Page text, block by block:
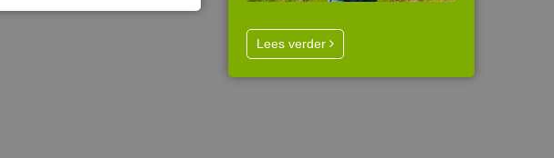
Lees verder